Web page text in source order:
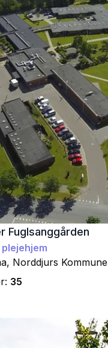
Fuglsanggården
, Norddjurs Kommune
35